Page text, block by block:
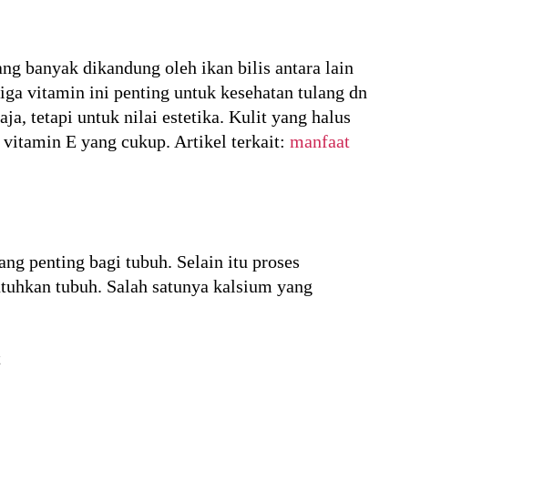
banyak dikandung oleh ikan bilis antara lain
vitamin ini penting untuk kesehatan tulang dn
tetapi untuk nilai estetika. Kulit yang halus
vitamin E yang cukup. Artikel terkait: manfaat
penting bagi tubuh. Selain itu proses
tubuh. Salah satunya kalsium yang